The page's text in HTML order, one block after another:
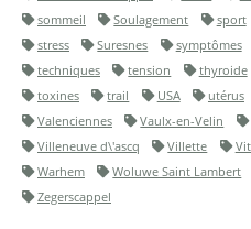
sommeil
Soulagement sport
stress
Suresnes symptômes
techniques
tension thyroide
toxines
trail USA utérus
Valenciennes
Vaulx-en-Velin
Villeneuve d\'ascq
Villette
Warhem
Woluwe Saint Lambert
Zegerscappel